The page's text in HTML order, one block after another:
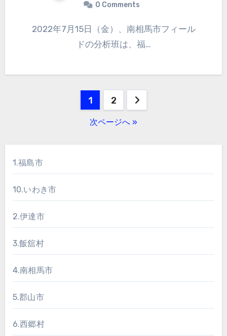
0 Comments
2022年7月15日（金）、南相馬市フィール
ドの分析班は、福…
ペ
ー
ジ
送
り
1 2
次ページへ »
1.福島市
10.いわき市
2.伊達市
3.飯舘村
4.南相馬市
5.郡山市
6.西郷村